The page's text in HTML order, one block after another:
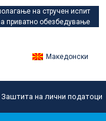
на стручен испит
приватно обезбедување
Македонски
Заштита на лични податоци